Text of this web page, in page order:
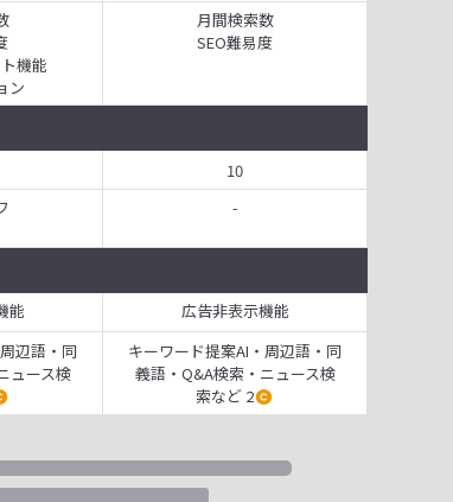
機能
ン
月間検索数
SEO難易度
10
-
能 広告非表示機能
辺語・同
ュース検
キーワード提案AI・周辺語・同
義語・Q&A検索・ニュース検
索など 2